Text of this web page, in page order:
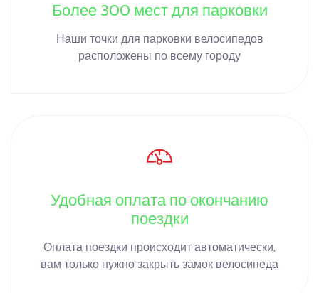
Более 300 мест для парковки
Наши точки для парковки велосипедов
расположены по всему городу
Удобная оплата по окончанию
поездки
Оплата поездки происходит автоматически,
вам только нужно закрыть замок велосипеда